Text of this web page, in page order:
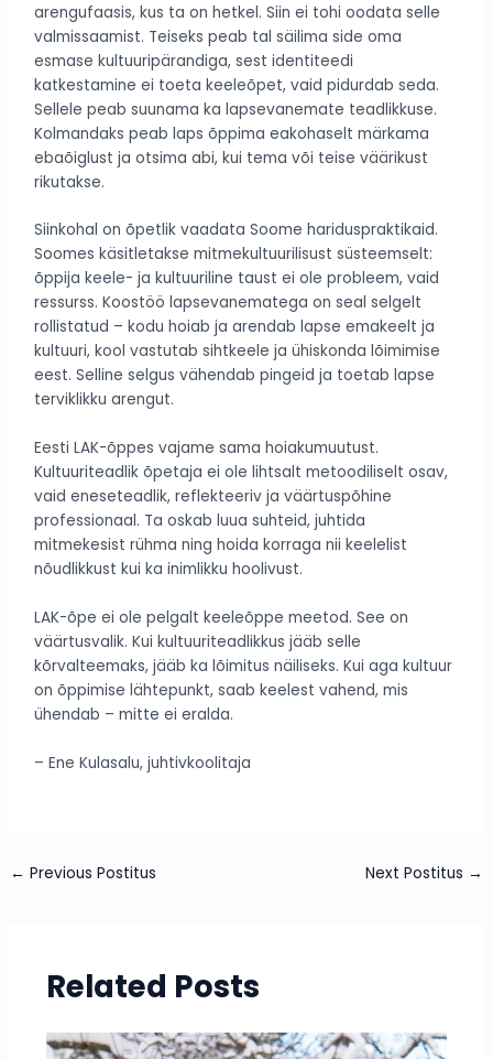
arengufaasis, kus ta on hetkel. Siin ei tohi oodata selle
valmissaamist. Teiseks peab tal säilima side oma
esmase kultuuripärandiga, sest identiteedi
katkestamine ei toeta keeleõpet, vaid pidurdab seda.
Sellele peab suunama ka lapsevanemate teadlikkuse.
Kolmandaks peab laps õppima eakohaselt märkama
ebaõiglust ja otsima abi, kui tema või teise väärikust
rikutakse.
Siinkohal on õpetlik vaadata Soome hariduspraktikaid.
Soomes käsitletakse mitmekultuurilisust süsteemselt:
õppija keele- ja kultuuriline taust ei ole probleem, vaid
ressurss. Koostöö lapsevanematega on seal selgelt
rollistatud – kodu hoiab ja arendab lapse emakeelt ja
kultuuri, kool vastutab sihtkeele ja ühiskonda lõimimise
eest. Selline selgus vähendab pingeid ja toetab lapse
terviklikku arengut.
Eesti LAK-õppes vajame sama hoiakumuutust.
Kultuuriteadlik õpetaja ei ole lihtsalt metoodiliselt osav,
vaid eneseteadlik, reflekteeriv ja väärtuspõhine
professionaal. Ta oskab luua suhteid, juhtida
mitmekesist rühma ning hoida korraga nii keelelist
nõudlikkust kui ka inimlikku hoolivust.
LAK-õpe ei ole pelgalt keeleõppe meetod. See on
väärtusvalik. Kui kultuuriteadlikkus jääb selle
kõrvalteemaks, jääb ka lõimitus näiliseks. Kui aga kultuur
on õppimise lähtepunkt, saab keelest vahend, mis
ühendab – mitte ei eralda.
– Ene Kulasalu, juhtivkoolitaja
← Previous Postitus Next Postitus →
Related Posts